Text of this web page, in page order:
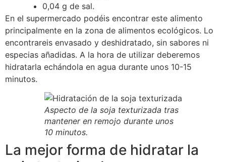
0,04 g de sal.
En el supermercado podéis encontrar este alimento
principalmente en la zona de alimentos ecológicos. Lo
encontrareis envasado y deshidratado, sin sabores ni
especias añadidas. A la hora de utilizar deberemos
hidratarla echándola en agua durante unos 10-15
minutos.
Aspecto de la soja texturizada tras
mantener en remojo durante unos
10 minutos.
La mejor forma de hidratar la